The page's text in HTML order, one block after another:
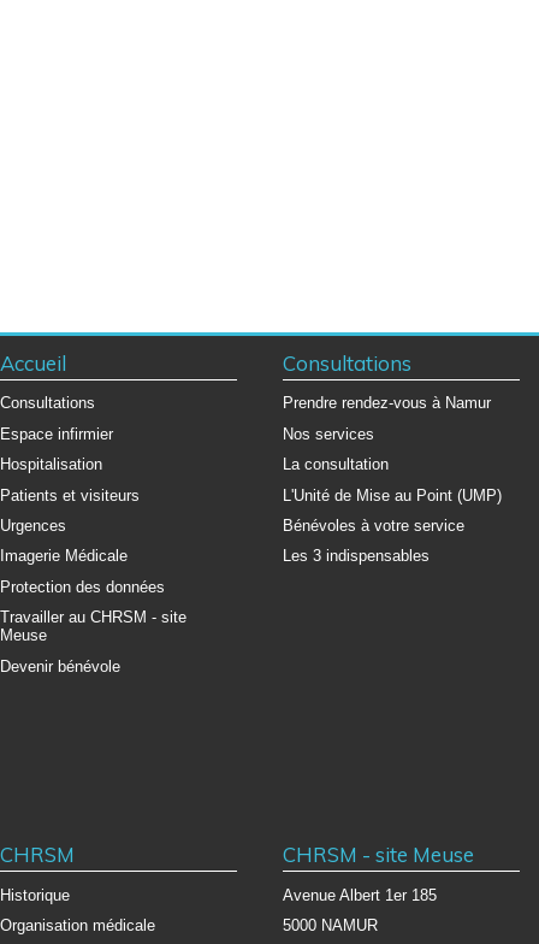
Accueil
Consultations
Espace infirmier
Hospitalisation
Patients et visiteurs
Urgences
Imagerie Médicale
Protection des données
Travailler au CHRSM - site
Meuse
Devenir bénévole
Consultations
Prendre rendez-vous à Namur
Nos services
La consultation
L'Unité de Mise au Point (UMP)
Bénévoles à votre service
Les 3 indispensables
CHRSM
Historique
Organisation médicale
CHRSM - site Meuse
Avenue Albert 1er 185
5000 NAMUR